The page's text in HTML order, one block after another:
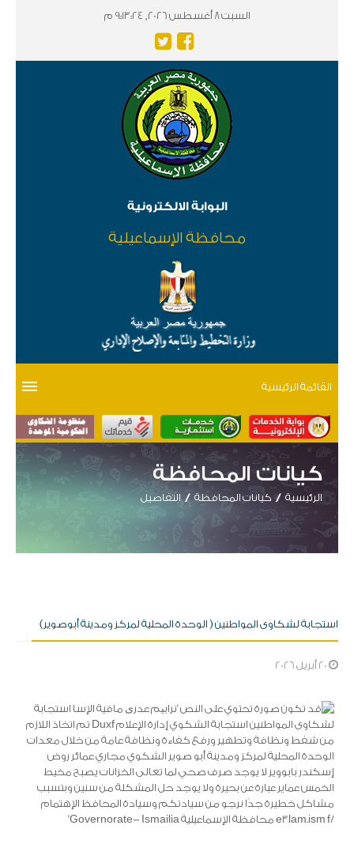
السبت 8 أغسطس 2026, 9:13:24 م
البوابة الالكترونية
محافظة الإسماعيلية
القائمة الرئيسية
كيانات المحافظة
الرئيسية كيانات المحافظة التفاصيل
استجابة لشكاوى المواطنين ( الوحدة المحلية لمركز ومدينة أبوصوير)